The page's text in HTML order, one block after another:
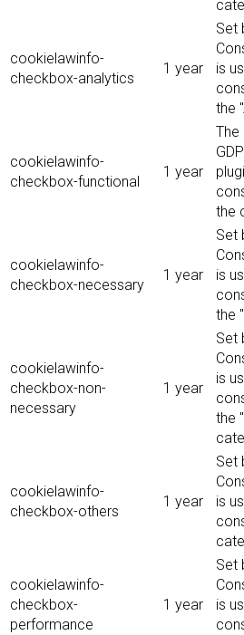
cookielawinfo-
checkbox-analytics
1 year
Set
is
the
cookielawinfo-
checkbox-functional
1 year
The
the
cookielawinfo-
checkbox-necessary
1 year
Set
is
the
cookielawinfo-
checkbox-non-
necessary
1 year
Set
is
the
cookielawinfo-
checkbox-others
1 year
Set
is
cookielawinfo-
checkbox-
performance
1 year
Set
is